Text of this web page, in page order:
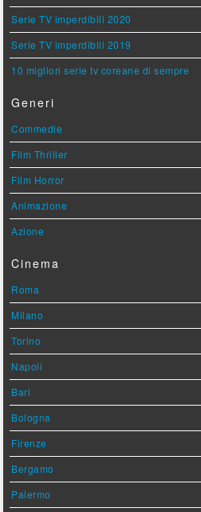
Serie TV imperdibili 2020
Serie TV imperdibili 2019
10 migliori serie tv coreane di sempre
Generi
Commedie
Film Thriller
Film Horror
Animazione
Azione
Cinema
Roma
Milano
Torino
Napoli
Bari
Bologna
Firenze
Bergamo
Palermo